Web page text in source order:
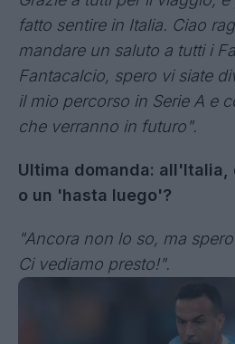
fatto sentire in Italia. Ciao
mandare un saluto a tutti i
Fantacalcio, spero vi siate
il mio percorso in Serie A e
che verranno in futuro".
Ultima domanda: all'Italia,
o un 'hasta luego'?
"Ancora non lo so, ma
Ci vediamo presto!".